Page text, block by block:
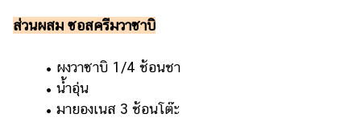
ส่วนผสม ซอสครีมวาซาบิ
• ผงวาซาบิ 1/4 ช้อนชา
• น้ำอุ่น
• มายองเนส 3 ช้อนโต๊ะ